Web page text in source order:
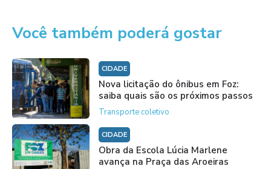
Você também poderá gostar
CIDADE
Nova licitação do ônibus em Foz:
saiba quais são os próximos passos
Transporte coletivo
CIDADE
Obra da Escola Lúcia Marlene
avança na Praça das Aroeiras